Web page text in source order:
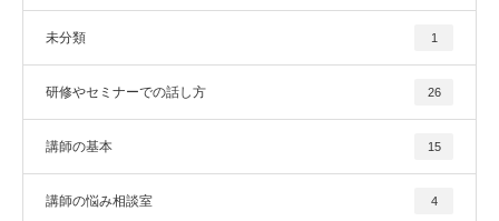
未分類 1
研修やセミナーでの話し方 26
講師の基本 15
講師の悩み相談室 4